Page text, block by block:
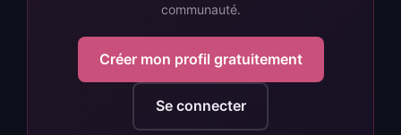
communauté.
Créer mon profil gratuitement
Se connecter